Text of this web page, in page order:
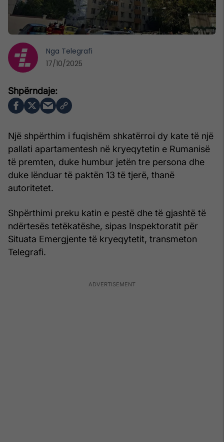
Një shpërthim i fuqishëm shkatërroi dy kate të një
pallati apartamentesh në kryeqytetin e Rumanisë
të premten, duke humbur jetën tre persona dhe
duke lënduar të paktën 13 të tjerë, thanë
autoritetet.
Shpërthimi preku katin e pestë dhe të gjashtë të
ndërtesës tetëkatëshe, sipas Inspektoratit për
Situata Emergjente të kryeqytetit, transmeton
Telegrafi.
Nga Telegrafi
17/10/2025